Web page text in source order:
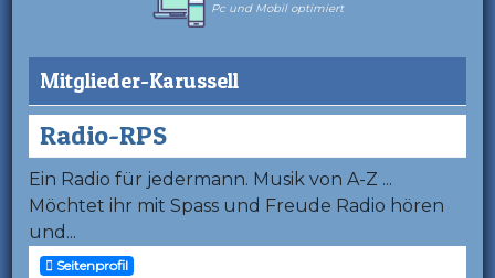
Pc und Mobil optimiert
Mitglieder-Karussell
Radio-RPS
Ein Radio für jedermann. Musik von A-Z ...
Möchtet ihr mit Spass und Freude Radio hören
und...
Seitenprofil